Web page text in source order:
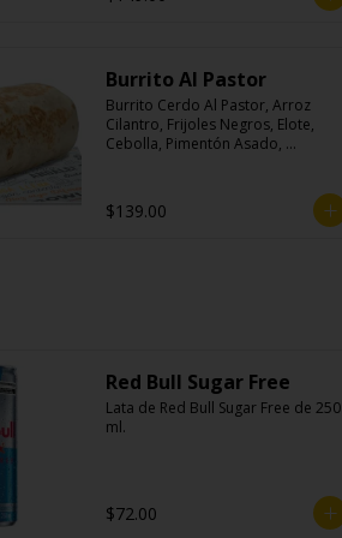
Burrito Al Pastor
Burrito Cerdo Al Pastor, Arroz
Cilantro, Frijoles Negros, Elote,
Cebolla, Pimentón Asado,
$139.00
Red Bull Sugar Free
Lata de Red Bull Sugar Free de 250
ml.
$72.00